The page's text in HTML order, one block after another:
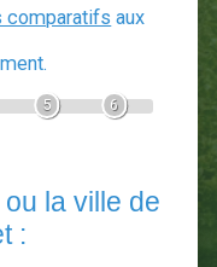
devis comparatifs